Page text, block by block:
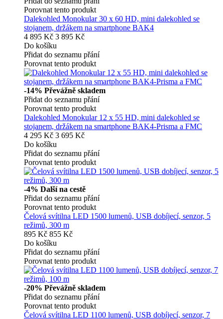
Porovnat tento produkt
Dalekohled Monokular 30 x 60 HD, mini dalekohled se
stojanem, držákem na smartphone BAK4
4 895 Kč 3 895 Kč
Do košíku
Přidat do seznamu přání
Porovnat tento produkt
-14% Převážně skladem
Přidat do seznamu přání
Porovnat tento produkt
Dalekohled Monokular 12 x 55 HD, mini dalekohled se
stojanem, držákem na smartphone BAK4-Prisma a FMC
4 295 Kč 3 695 Kč
Do košíku
Přidat do seznamu přání
Porovnat tento produkt
-4% Další na cestě
Přidat do seznamu přání
Porovnat tento produkt
Čelová svítilna LED 1500 lumenů, USB dobíjecí, senzor, 5
režimů, 300 m
895 Kč 855 Kč
Do košíku
Přidat do seznamu přání
Porovnat tento produkt
-20% Převážně skladem
Přidat do seznamu přání
Porovnat tento produkt
Čelová svítilna LED 1100 lumenů, USB dobíjecí, senzor, 7